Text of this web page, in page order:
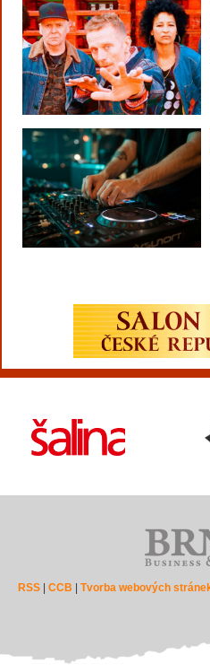
RSS| CCB Tvorba webových